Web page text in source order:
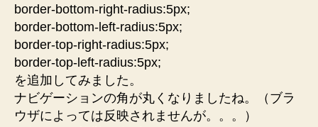
border-bottom-right-radius:5px;
border-bottom-left-radius:5px;
border-top-right-radius:5px;
border-top-left-radius:5px;
を追加してみました。
ナビゲーションの角が丸くなりましたね。（ブラ
ウザによっては反映されませんが。。。）